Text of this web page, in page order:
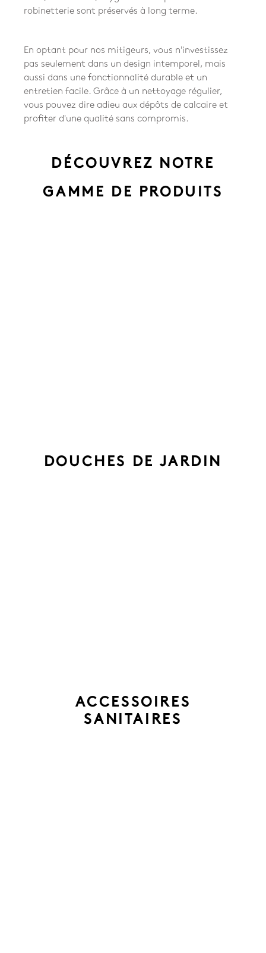
robinetterie sont préservés à long terme.
En optant pour nos mitigeurs, vous n'investissez
pas seulement dans un design intemporel, mais
aussi dans une fonctionnalité durable et un
entretien facile. Grâce à un nettoyage régulier,
vous pouvez dire adieu aux dépôts de calcaire et
profiter d'une qualité sans compromis.
DÉCOUVREZ NOTRE
GAMME DE PRODUITS
DOUCHES DE JARDIN
ACCESSOIRES
SANITAIRES